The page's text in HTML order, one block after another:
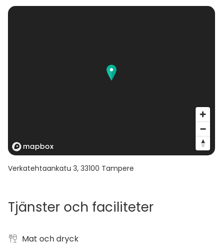
Verkatehtaankatu 3, 33100 Tampere
Tjänster och faciliteter
Mat och dryck